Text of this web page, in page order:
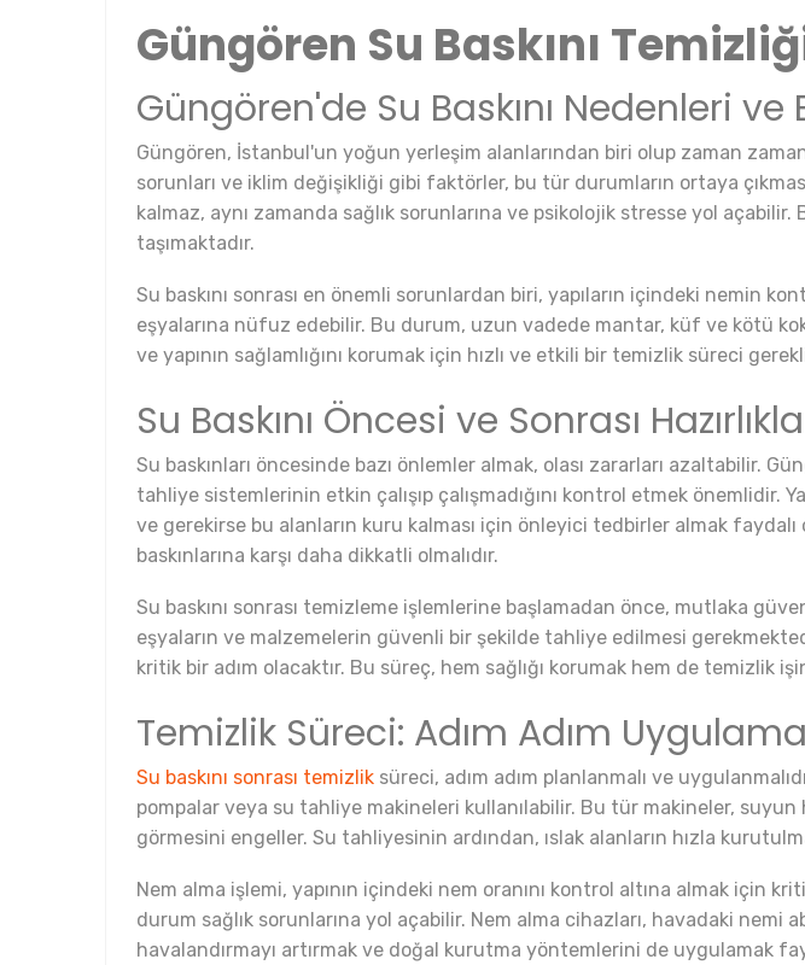
Güngören Su Baskını
Güngören'de Su Baskını Nedenleri ve
Güngören, İstanbul'un yoğun yerleşim alanlarından biri olup zaman zaman
sorunları ve iklim değişikliği gibi faktörler, bu tür durumların ortaya
kalmaz, aynı zamanda sağlık sorunlarına ve psikolojik stresse yol
taşımaktadır.
Su baskını sonrası en önemli sorunlardan biri, yapıların içindeki nemin
eşyalarına nüfuz edebilir. Bu durum, uzun vadede mantar, küf ve kötü
ve yapının sağlamlığını korumak için hızlı ve etkili bir temizlik süreci
Su Baskını Öncesi ve Sonrası
Su baskınları öncesinde bazı önlemler almak, olası zararları azaltabilir.
tahliye sistemlerinin etkin çalışıp çalışmadığını kontrol etmek önemlidir.
ve gerekirse bu alanların kuru kalması için önleyici tedbirler almak
baskınlarına karşı daha dikkatli olmalıdır.
Su baskını sonrası temizleme işlemlerine başlamadan önce, mutlaka
eşyaların ve malzemelerin güvenli bir şekilde tahliye edilmesi
kritik bir adım olacaktır. Bu süreç, hem sağlığı korumak hem de temizlik
Temizlik Süreci: Adım Adım Uygulama
Su baskını sonrası temizlik süreci, adım adım planlanmalı ve
pompalar veya su tahliye makineleri kullanılabilir. Bu tür makineler, suyun
görmesini engeller. Su tahliyesinin ardından, ıslak alanların hızla
Nem alma işlemi, yapının içindeki nem oranını kontrol altına almak için
durum sağlık sorunlarına yol açabilir. Nem alma cihazları, havadaki
havalandırmayı artırmak ve doğal kurutma yöntemlerini de uygulamak